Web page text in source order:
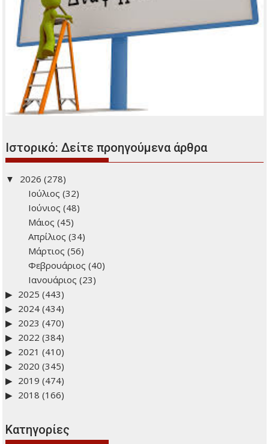
Ο Κώστας Χατζής μάγεψε το κοινό στη Φιλοθέη
Αφιέρωμα στα 90 χρόνια από τη γέννηση του Νίκου
Ξυλούρη
Νέο Κληρονομικό Δίκαιο
Οι δήμοι αποκτούν τη δυνατότητα χορήγησης επιδόματος
γέννησης
Ιστορικό: Δείτε προηγούμενα άρθρα
(278)
Ιούλιος(32)